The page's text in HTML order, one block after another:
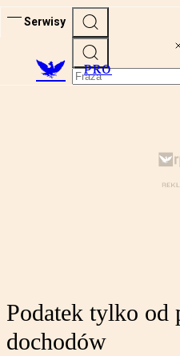
Serwisy
PRO
Podatek tylko od
dochodów